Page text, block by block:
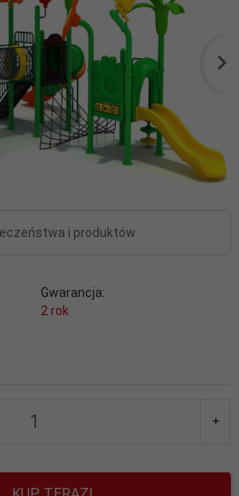
i produktów
Gwarancja:
2 rok